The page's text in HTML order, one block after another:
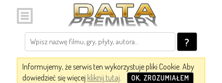
?
Informujemy, że serwis ten wykorzystuje pliki Cookie. Aby
dowiedzieć się więcej kliknij tutaj. OK, ZROZUMIAŁEM